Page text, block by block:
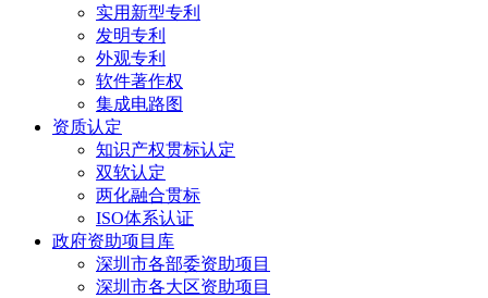
实用新型专利
发明专利
外观专利
软件著作权
集成电路图
资质认定
知识产权贯标认定
双软认定
两化融合贯标
ISO体系认证
政府资助项目库
深圳市各部委资助项目
深圳市各大区资助项目